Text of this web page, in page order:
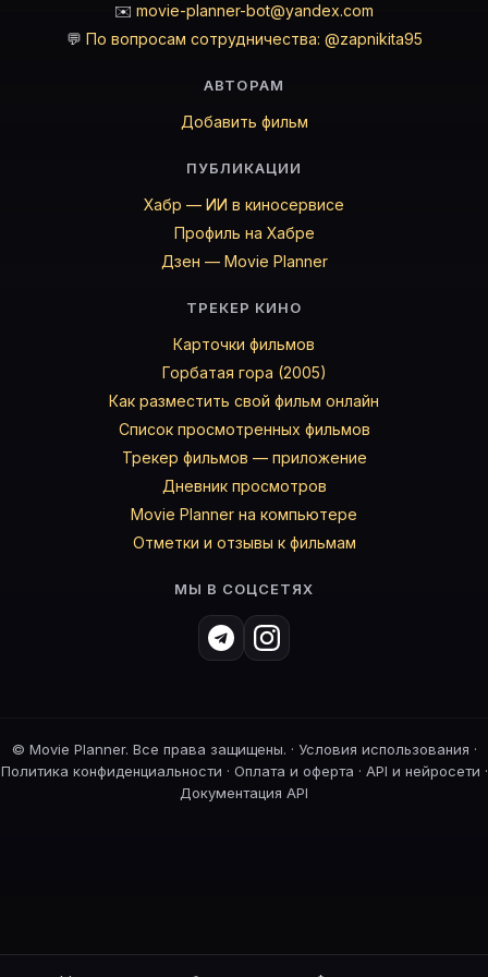
✉️ movie-planner-bot@yandex.com
💬 По вопросам сотрудничества: @zapnikita95
АВТОРАМ
Добавить фильм
ПУБЛИКАЦИИ
Хабр — ИИ в киносервисе
Профиль на Хабре
Дзен — Movie Planner
ТРЕКЕР КИНО
Карточки фильмов
Горбатая гора (2005)
Как разместить свой фильм онлайн
Список просмотренных фильмов
Трекер фильмов — приложение
Дневник просмотров
Movie Planner на компьютере
Отметки и отзывы к фильмам
МЫ В СОЦСЕТЯХ
© Movie Planner. Все права защищены. · Условия использования ·
Политика конфиденциальности · Оплата и оферта · API и нейросети ·
Документация API